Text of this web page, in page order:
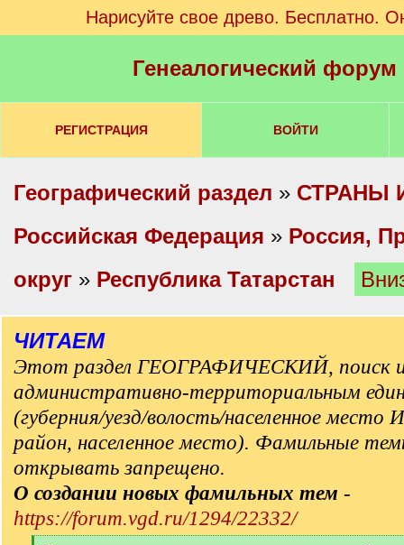
Нарисуйте свое древо. Бесплатно.
Генеалогический
РЕГИСТРАЦИЯ ВОЙТИ
Географический раздел » СТРАНЫ
Российская Федерация » Россия,
округ » Республика Татарстан
ЧИТАЕМ
Этот раздел ГЕОГРАФИЧЕСКИЙ, поиск
административно-территориальным
(губерния/уезд/волость/населенное
район, населенное место). Фамильные
открывать запрещено.
О создании новых фамильных тем -
https://forum.vgd.ru/1294/22332/